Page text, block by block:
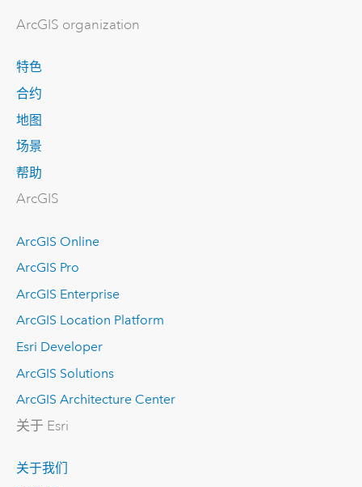
ArcGIS organization
特色
合约
地图
场景
帮助
ArcGIS
ArcGIS Online
ArcGIS Pro
ArcGIS Enterprise
ArcGIS Location Platform
Esri Developer
ArcGIS Solutions
ArcGIS Architecture Center
关于 Esri
关于我们